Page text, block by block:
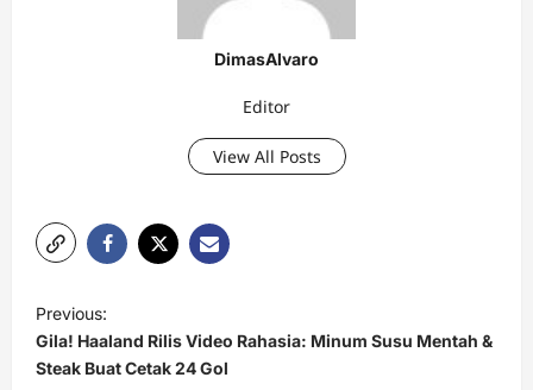
DimasAlvaro
Editor
View All Posts
P
o
s
Previous:
Gila! Haaland Rilis Video Rahasia: Minum Susu Mentah &
Steak Buat Cetak 24 Gol